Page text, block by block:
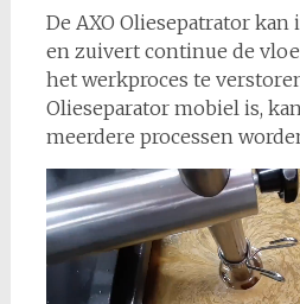
De AXO Oliesepatrator
en zuivert continue de
het werkproces te
Olieseparator mobiel is,
meerdere processen